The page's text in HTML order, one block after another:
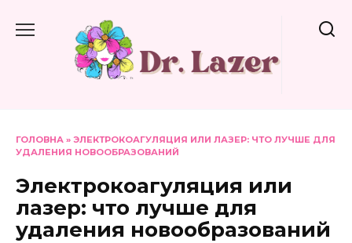
до
ГОЛОВНА » ЭЛЕКТРОКОАГУЛЯЦИЯ ИЛИ ЛАЗЕР: ЧТО ЛУЧШЕ ДЛЯ
УДАЛЕНИЯ НОВООБРАЗОВАНИЙ
Электрокоагуляция или
лазер: что лучше для
удаления новообразований